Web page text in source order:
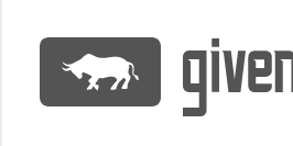
содержимому